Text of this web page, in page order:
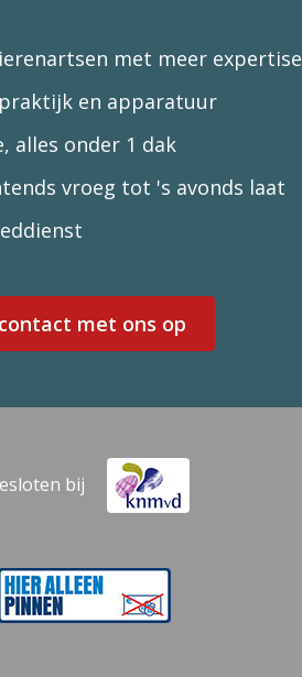
met meer expertise
en apparatuur
alles onder 1 dak
vroeg tot 's avonds laat
met ons op
bij